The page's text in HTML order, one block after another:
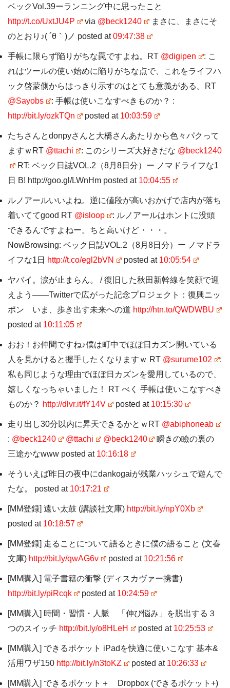
ベックVol.39ーランニング中に思ったこと
http://t.co/UxtJU4P
via @beck1240
まさに、まさにそ
のとおり♪( ´θ｀)ノ posted at09:47:38
手帳に限らず陥りがちな罠ですよね。RT @digipen
: こ
れはツールの使い始めに陥りがちな点で、これをライフハ
ック啓蒙側からはっきり示すのはとても意義がある。RT
@Sayobs
: 手帳は使いこなすべきものか？ :
http://bit.ly/ozkTQn
posted at 10:03:59
たちさんとdonpyさんと大橋さんあたりから色々パクって
ますｗRT @ttachi : このシリーズ大好きだな @beck1240
RT: ベック日誌VOL.2（8月8日分）ー ノマドライフな1
日 B! http://goo.gl/LWnHm posted at 10:04:55
ルノアールいいよね。逆に値段が高いおかげで店内が落ち
着いててgood RT @isloop
: ルノアールはホントに没頭
できるんですよねー。ちと高いけど・・・。
NowBrowsing: ベック日誌VOL.2（8月8日分）ー ノマドラ
イフな1日 http://t.co/egl2bVN posted at 10:05:54
ヤバイ。涙が止まらん。 / 復旧した秋田新幹線を笑顔で迎
えよう――Twitterで広がった記念プロジェクト：復興ニッ
ポン いま、歩き出す未来への道 http://htn.to/QWDWBU
posted at 10:11:05
おお！お仲間ですね♪僕は町中でほぼ日カズン開いている
人を見かけると握手したくなりますｗ RT @surume102
:
私も同じような理由でほぼ日カズンを愛用しているので、
嬉しくなっちゃいました！ RT べく 手帳は使いこなすべき
ものか？ http://dlvr.it/fY14V posted at 10:15:30
走り出し30分以内に昇天できるかとｗRT @abiphoneab
: @beck1240 @ttachi @beck1240
瞬きの瞼の裏の
三途かなwww posted at 10:16:18
そういえば昨日の夜中にdankogaiが残業ハッシュで遊んで
たな。 posted at 10:17:21
[MM登録] 遠い太鼓 (講談社文庫) http://bit.ly/npY0Xb
posted at 10:18:57
[MM登録] 走ることについて語るときに僕の語ること (文春
文庫) http://bit.ly/qwAG6v posted at 10:21:56
[MM購入] 電子書籍の衝撃 (ディスカヴァー携書)
http://bit.ly/piRcqk
posted at 10:24:59
[MM購入] 時間・習慣・人脈 「伸び悩み」を脱出する３
つのスイッチ http://bit.ly/o8HLeH posted at 10:25:53
[MM購入] できるポケット iPadを快適に使いこなす 基本&
活用ワザ150 http://bit.ly/n3toKZ posted at 10:26:33
[MM購入] できるポケット＋ Dropbox (できるポケット+)